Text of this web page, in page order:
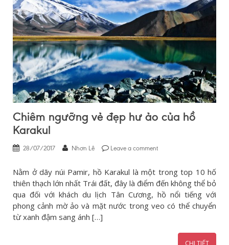
Chiêm ngưỡng vẻ đẹp hư ảo của hồ
Karakul
28/07/2017 Nhơn Lê Leave a comment
Nằm ở dãy núi Pamir, hồ Karakul là một trong top 10 hố
thiên thạch lớn nhất Trái đất, đây là điểm đến không thể bỏ
qua đối với khách du lịch Tân Cương, hồ nổi tiếng với
phong cảnh mờ ảo và mặt nước trong veo có thể chuyển
từ xanh đậm sang ánh […]